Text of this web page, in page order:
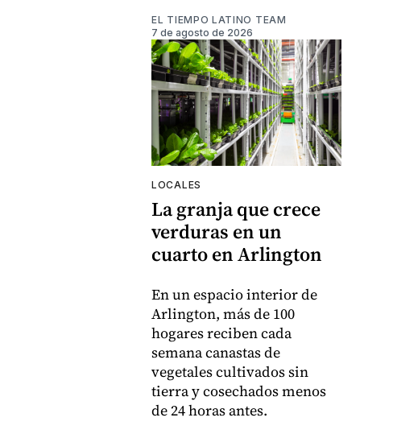
EL TIEMPO LATINO TEAM
7 de agosto de 2026
LOCALES
La granja que crece
verduras en un
cuarto en Arlington
En un espacio interior de
Arlington, más de 100
hogares reciben cada
semana canastas de
vegetales cultivados sin
tierra y cosechados menos
de 24 horas antes.